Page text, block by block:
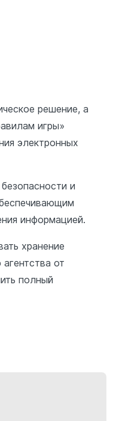
решение, а
игры»
электронных
и
информацией.
хранение
от
полный